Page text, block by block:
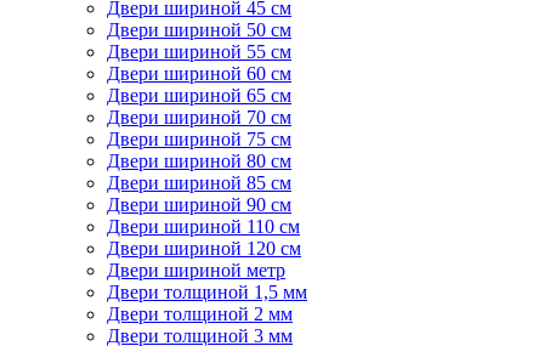
Двери шириной 45 см
Двери шириной 50 см
Двери шириной 55 см
Двери шириной 60 см
Двери шириной 65 см
Двери шириной 70 см
Двери шириной 75 см
Двери шириной 80 см
Двери шириной 85 см
Двери шириной 90 см
Двери шириной 110 см
Двери шириной 120 см
Двери шириной метр
Двери толщиной 1,5 мм
Двери толщиной 2 мм
Двери толщиной 3 мм